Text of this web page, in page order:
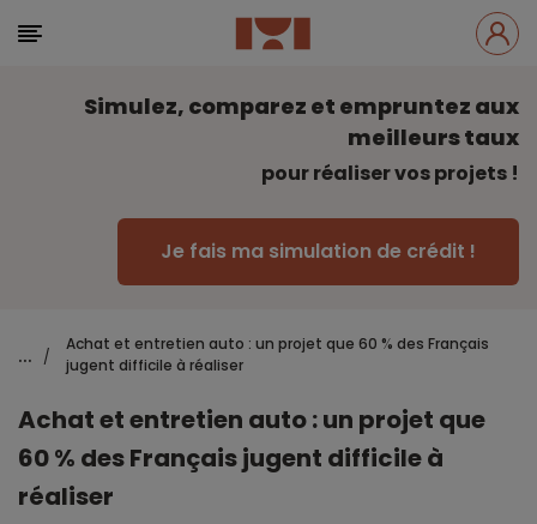
Simulez, comparez et empruntez aux
meilleurs taux
pour réaliser vos projets !
Je fais ma simulation de crédit !
... /
Achat et entretien auto : un projet que 60 % des Français
jugent difficile à réaliser
Achat et entretien auto : un projet que
60 % des Français jugent difficile à
réaliser